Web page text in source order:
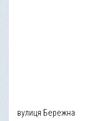
вулиця Бережна